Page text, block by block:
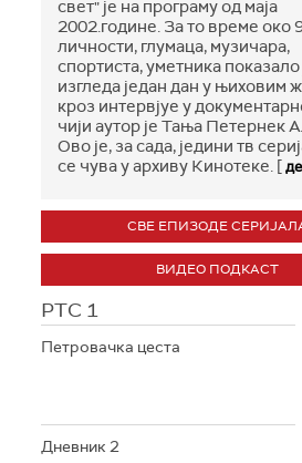
свет" је на програму од маја
2002.године. За то време око
личности, глумаца, музичара,
спортиста, уметника показало
изгледа један дан у њиховим
кроз интервјуе у
чији аутор је Тања Петернек
Ово је, за сада, једини тв
се чува у архиву Кинотеке. [
СВЕ ЕПИЗОДЕ
ВИДЕО ПОДКАСТ
РТС 1
Петровачка цеста
Дневник 2